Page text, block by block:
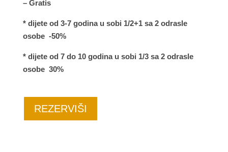
– Gratis
* dijete od 3-7 godina u sobi 1/2+1 sa 2 odrasle
osobe -50%
* dijete od 7 do 10 godina u sobi 1/3 sa 2 odrasle
osobe 30%
REZERVIŠI